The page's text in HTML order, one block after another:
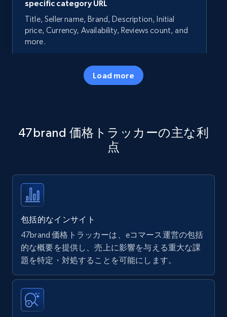
specific category URL
Title, Seller name, Brand, Description, Initial
price, Currency, Availability, Reviews count, and
more.
5.7K+ 今すぐ始める
specific keywords
Title, Seller name, Brand, Description, Initial
35.2K+
Amazon products - find products by using
upc numbers
Title, Seller name, Brand, Description, Initial
price, Currency, Availability, Reviews count, and
more.
Load more
47brand 価格トラッカーの主な利
点
包括的なインサイト
47brand 価格トラッカーは、eコマース運営の包括
的な概要を提供し、売上に影響を与える重大な課
題を特定・対処することを可能にします。